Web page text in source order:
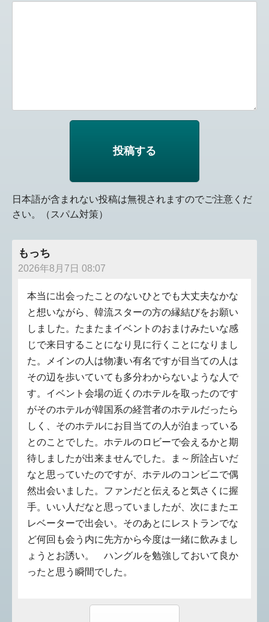
日本語が含まれない投稿は無視されますのでご注意くだ
さい。（スパム対策）
もっち
2026年8月7日 08:07
本当に出会ったことのないひとでも大丈夫なかな
と想いながら、韓流スターの方の縁結びをお願い
しました。たまたまイベントのおまけみたいな感
じで来日することになり見に行くことになりまし
た。メインの人は物凄い有名ですが目当ての人は
その辺を歩いていても多分わからないような人で
す。イベント会場の近くのホテルを取ったのです
がそのホテルが韓国系の経営者のホテルだったら
しく、そのホテルにお目当ての人が泊まっている
とのことでした。ホテルのロビーで会えるかと期
待しましたが出来ませんでした。ま～所詮占いだ
なと思っていたのですが、ホテルのコンビニで偶
然出会いました。ファンだと伝えると気さくに握
手。いい人だなと思っていましたが、次にまたエ
レベーターで出会い。そのあとにレストランでな
ど何回も会う内に先方から今度は一緒に飲みまし
ょうとお誘い。 ハングルを勉強しておいて良か
ったと思う瞬間でした。